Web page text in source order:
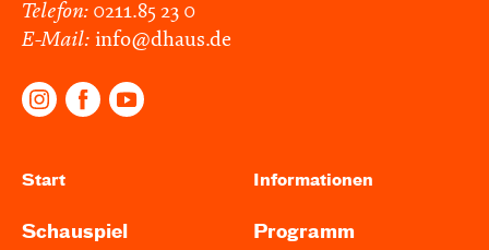
Telefon: 0211.85 23 0
E-Mail: info@dhaus.de
Start
Schauspiel
Informationen
Programm